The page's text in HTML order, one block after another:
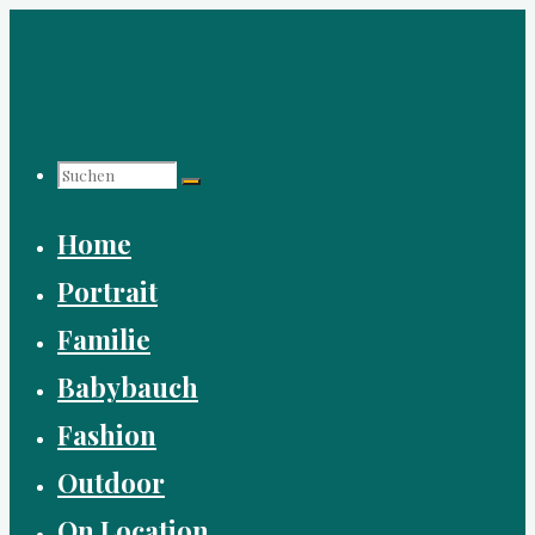
Suchen
nach:
Home
Portrait
Familie
Babybauch
Fashion
Outdoor